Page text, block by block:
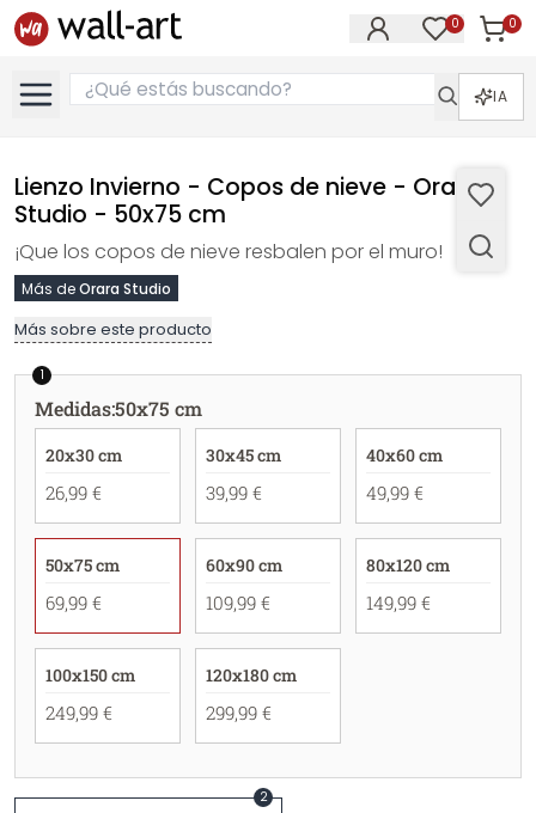
0 0
IA
Lienzo Invierno - Copos de nieve - Orara
Studio - 50x75 cm
¡Que los copos de nieve resbalen por el muro!
Más deOrara Studio
Más sobre este producto
1
Medidas:50x75 cm
20x30 cm
26,99 €
30x45 cm
39,99 €
40x60 cm
49,99 €
50x75 cm
69,99 €
60x90 cm
109,99 €
80x120 cm
149,99 €
100x150 cm
249,99 €
120x180 cm
299,99 €
2